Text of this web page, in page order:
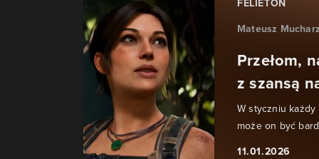
FELIETON
Mateusz
Przełom,
z szansą
W styczniu
może on być
11.01.2026